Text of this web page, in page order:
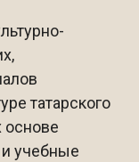
татарского
основе
учебные